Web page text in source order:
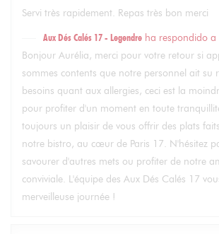
Servi très rapidement. Repas très bon merci
Aux Dés Calés 17 - Legendre ha respondido
Bonjour Aurélia, merci pour votre retour si
sommes contents que notre personnel ait su
besoins quant aux allergies, ceci est la
pour profiter d'un moment en toute
toujours un plaisir de vous offrir des plats
notre bistro, au cœur de Paris 17. N'hésitez
savourer d'autres mets ou profiter de notre
conviviale. L'équipe des Aux Dés Calés 17
merveilleuse journée !